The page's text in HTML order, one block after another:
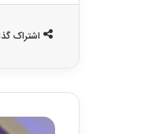
اشتراک
م